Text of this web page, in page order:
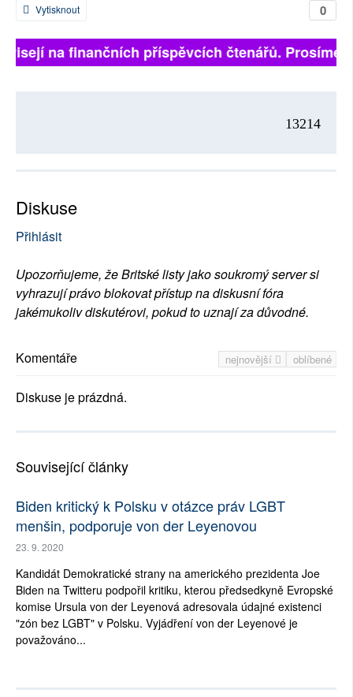
0
Vytisknout
na finančních příspěvcích čtenářů. Prosíme,
13214
Diskuse
Přihlásit
Upozorňujeme, že Britské listy jako soukromý server si
vyhrazují právo blokovat přístup na diskusní fóra
jakémukoliv diskutérovi, pokud to uznají za důvodné.
nejnovější oblíbené
Komentáře
Diskuse je prázdná.
Související články
Biden kritický k Polsku v otázce práv LGBT
menšin, podporuje von der Leyenovou
23. 9. 2020
Kandidát Demokratické strany na amerického prezidenta Joe
Biden na Twitteru podpořil kritiku, kterou předsedkyně Evropské
komise Ursula von der Leyenová adresovala údajné existenci
"zón bez LGBT" v Polsku. Vyjádření von der Leyenové je
považováno...